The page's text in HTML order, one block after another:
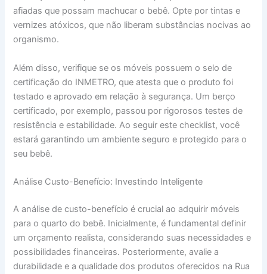
afiadas que possam machucar o bebê. Opte por tintas e
vernizes atóxicos, que não liberam substâncias nocivas ao
organismo.
Além disso, verifique se os móveis possuem o selo de
certificação do INMETRO, que atesta que o produto foi
testado e aprovado em relação à segurança. Um berço
certificado, por exemplo, passou por rigorosos testes de
resistência e estabilidade. Ao seguir este checklist, você
estará garantindo um ambiente seguro e protegido para o
seu bebê.
Análise Custo-Benefício: Investindo Inteligente
A análise de custo-benefício é crucial ao adquirir móveis
para o quarto do bebê. Inicialmente, é fundamental definir
um orçamento realista, considerando suas necessidades e
possibilidades financeiras. Posteriormente, avalie a
durabilidade e a qualidade dos produtos oferecidos na Rua